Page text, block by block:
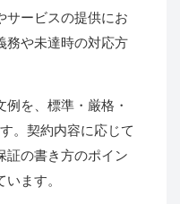
サービスの提供にお
務や未達時の対応方
を、標準・厳格・
。契約内容に応じて
証の書き方のポイン
ます。